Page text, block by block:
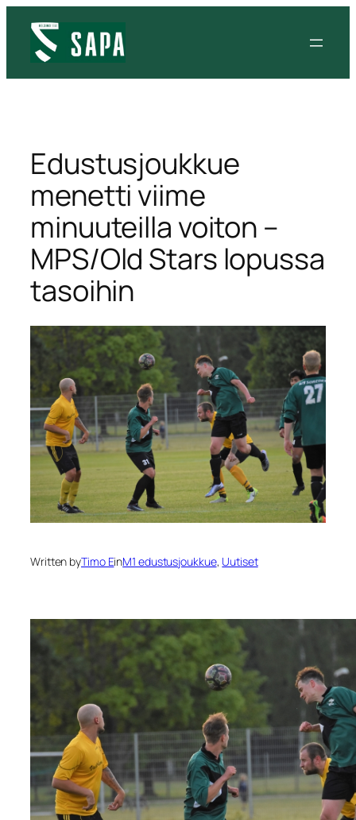
sisältöön
Edustusjoukkue
menetti viime
minuuteilla voiton –
MPS/Old Stars lopussa
tasoihin
Written byTimo EinM1 edustusjoukkue, Uutiset